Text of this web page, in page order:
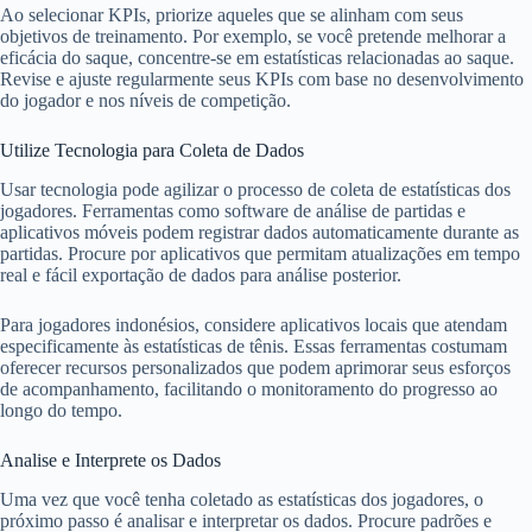
Ao selecionar KPIs, priorize aqueles que se alinham com seus
objetivos de treinamento. Por exemplo, se você pretende melhorar a
eficácia do saque, concentre-se em estatísticas relacionadas ao saque.
Revise e ajuste regularmente seus KPIs com base no desenvolvimento
do jogador e nos níveis de competição.
Utilize Tecnologia para Coleta de Dados
Usar tecnologia pode agilizar o processo de coleta de estatísticas dos
jogadores. Ferramentas como software de análise de partidas e
aplicativos móveis podem registrar dados automaticamente durante as
partidas. Procure por aplicativos que permitam atualizações em tempo
real e fácil exportação de dados para análise posterior.
Para jogadores indonésios, considere aplicativos locais que atendam
especificamente às estatísticas de tênis. Essas ferramentas costumam
oferecer recursos personalizados que podem aprimorar seus esforços
de acompanhamento, facilitando o monitoramento do progresso ao
longo do tempo.
Analise e Interprete os Dados
Uma vez que você tenha coletado as estatísticas dos jogadores, o
próximo passo é analisar e interpretar os dados. Procure padrões e